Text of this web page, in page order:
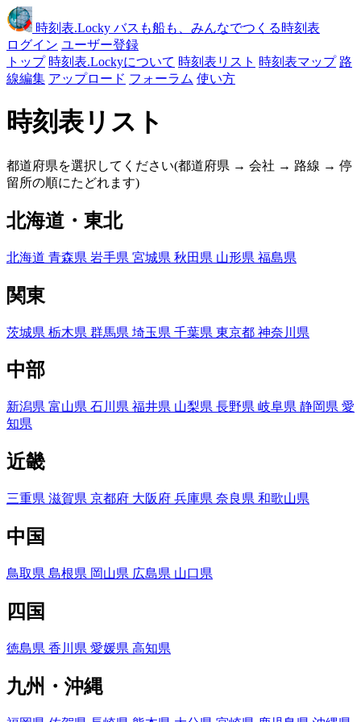
時刻表.Locky バスも船も、みんなでつくる時刻表
ログイン ユーザー登録
トップ 時刻表.Lockyについて 時刻表リスト 時刻表マップ 路
線編集 アップロード フォーラム 使い方
時刻表リスト
都道府県を選択してください(都道府県 → 会社 → 路線 → 停
留所の順にたどれます)
北海道・東北
北海道 青森県 岩手県 宮城県 秋田県 山形県 福島県
関東
茨城県 栃木県 群馬県 埼玉県 千葉県 東京都 神奈川県
中部
新潟県 富山県 石川県 福井県 山梨県 長野県 岐阜県 静岡県 愛
知県
近畿
三重県 滋賀県 京都府 大阪府 兵庫県 奈良県 和歌山県
中国
鳥取県 島根県 岡山県 広島県 山口県
四国
徳島県 香川県 愛媛県 高知県
九州・沖縄